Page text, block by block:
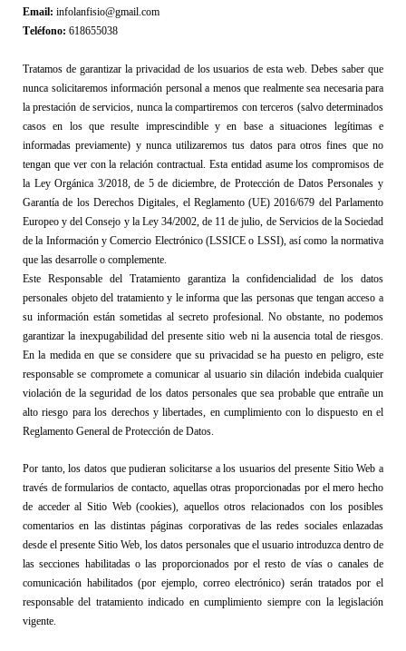
Email: infolanfisio@gmail.com
Teléfono: 618655038
Tratamos de garantizar la privacidad de los usuarios de esta web. Debes saber que
nunca solicitaremos información personal a menos que realmente sea necesaria para
la prestación de servicios, nunca la compartiremos con terceros (salvo determinados
casos en los que resulte imprescindible y en base a situaciones legítimas e
informadas previamente) y nunca utilizaremos tus datos para otros fines que no
tengan que ver con la relación contractual. Esta entidad asume los compromisos de
la Ley Orgánica 3/2018, de 5 de diciembre, de Protección de Datos Personales y
Garantía de los Derechos Digitales, el Reglamento (UE) 2016/679 del Parlamento
Europeo y del Consejo y la Ley 34/2002, de 11 de julio, de Servicios de la Sociedad
de la Información y Comercio Electrónico (LSSICE o LSSI), así como la normativa
que las desarrolle o complemente.
Este Responsable del Tratamiento garantiza la confidencialidad de los datos
personales objeto del tratamiento y le informa que las personas que tengan acceso a
su información están sometidas al secreto profesional. No obstante, no podemos
garantizar la inexpugabilidad del presente sitio web ni la ausencia total de riesgos.
En la medida en que se considere que su privacidad se ha puesto en peligro, este
responsable se compromete a comunicar al usuario sin dilación indebida cualquier
violación de la seguridad de los datos personales que sea probable que entrañe un
alto riesgo para los derechos y libertades, en cumplimiento con lo dispuesto en el
Reglamento General de Protección de Datos.
Por tanto, los datos que pudieran solicitarse a los usuarios del presente Sitio Web a
través de formularios de contacto, aquellas otras proporcionadas por el mero hecho
de acceder al Sitio Web (cookies), aquellos otros relacionados con los posibles
comentarios en las distintas páginas corporativas de las redes sociales enlazadas
desde el presente Sitio Web, los datos personales que el usuario introduzca dentro de
las secciones habilitadas o las proporcionados por el resto de vías o canales de
comunicación habilitados (por ejemplo, correo electrónico) serán tratados por el
responsable del tratamiento indicado en cumplimiento siempre con la legislación
vigente.